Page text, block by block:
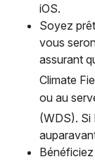
iOS.
Soyez
vous
assurant
Climate
ou au
(WDS). Si